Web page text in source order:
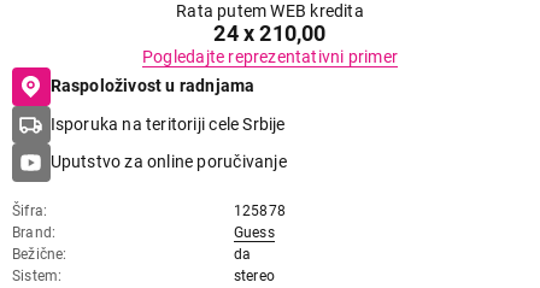
Rata putem WEB kredita
24 x 210,00
Pogledajte reprezentativni primer
Raspoloživost u radnjama
Isporuka na teritoriji cele Srbije
Uputstvo za online poručivanje
Šifra
125878
Brand
Guess
Bežične
da
Sistem
stereo